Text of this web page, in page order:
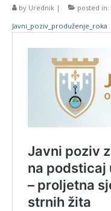
by Urednik | posted in:
Javni_poziv_produženje_roka